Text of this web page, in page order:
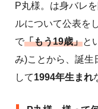
P丸様。は身バレ
ルについて公表を
で「もう19歳」と
み)ことから、誕生
して1994年生まれ